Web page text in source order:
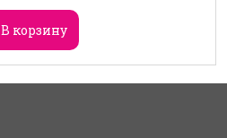
В корзину